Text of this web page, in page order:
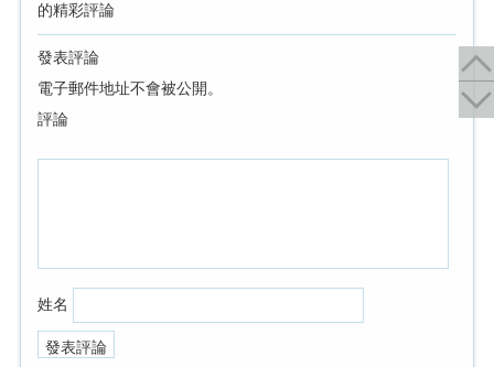
的精彩評論
發表評論
電子郵件地址不會被公開。
評論
姓名